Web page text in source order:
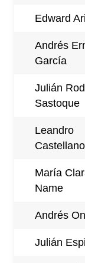
Edward
Andrés
García
Julián
Sastoque
Leandro
María
Name
Andrés
Julián